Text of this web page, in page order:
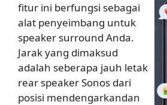
fitur ini berfungsi sebagai
alat penyeimbang untuk
speaker surround Anda.
Jarak yang dimaksud
adalah seberapa jauh letak
rear speaker Sonos dari
posisi mendengarkandan